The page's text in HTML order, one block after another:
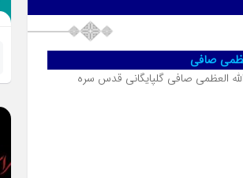
صافی
العظمی صافی گلپایگانی قدس سره